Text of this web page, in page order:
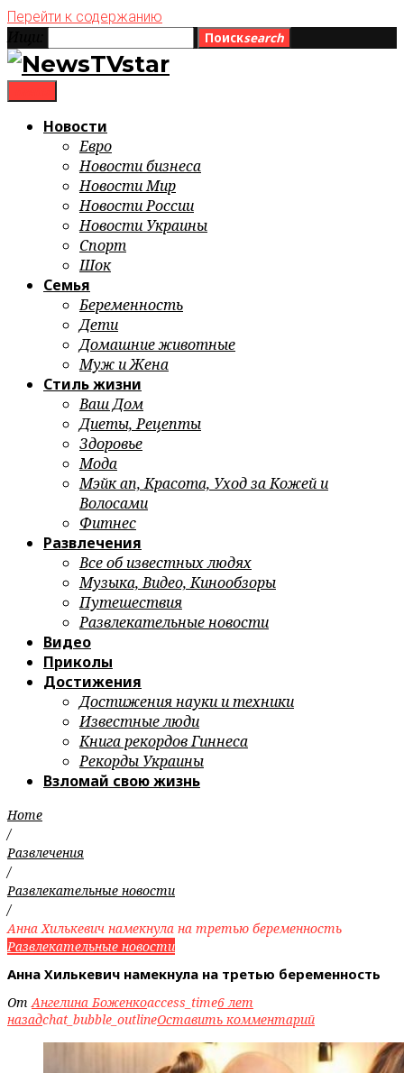
Перейти к содержанию
Поискsearch
Новости
Евро
Новости бизнеса
Новости Мир
Новости России
Новости Украины
Спорт
Шок
Семья
Беременность
Дети
Домашние животные
Муж и Жена
Стиль жизни
Ваш Дом
Диеты, Рецепты
Здоровье
Мода
Мэйк ап, Красота, Уход за Кожей и
Волосами
Фитнес
Развлечения
Все об известных людях
Музыка, Видео, Кинообзоры
Путешествия
Развлекательные новости
Видео
Приколы
Достижения
Достижения науки и техники
Известные люди
Книга рекордов Гиннеса
Рекорды Украины
Взломай свою жизнь
Home
/
Развлечения
/
Развлекательные новости
/
Анна Хилькевич намекнула на третью беременность
Развлекательные новости
Анна Хилькевич намекнула на третью беременность
ОтАнгелина Боженкоaccess_time6 лет
назадchat_bubble_outlineОставить комментарий